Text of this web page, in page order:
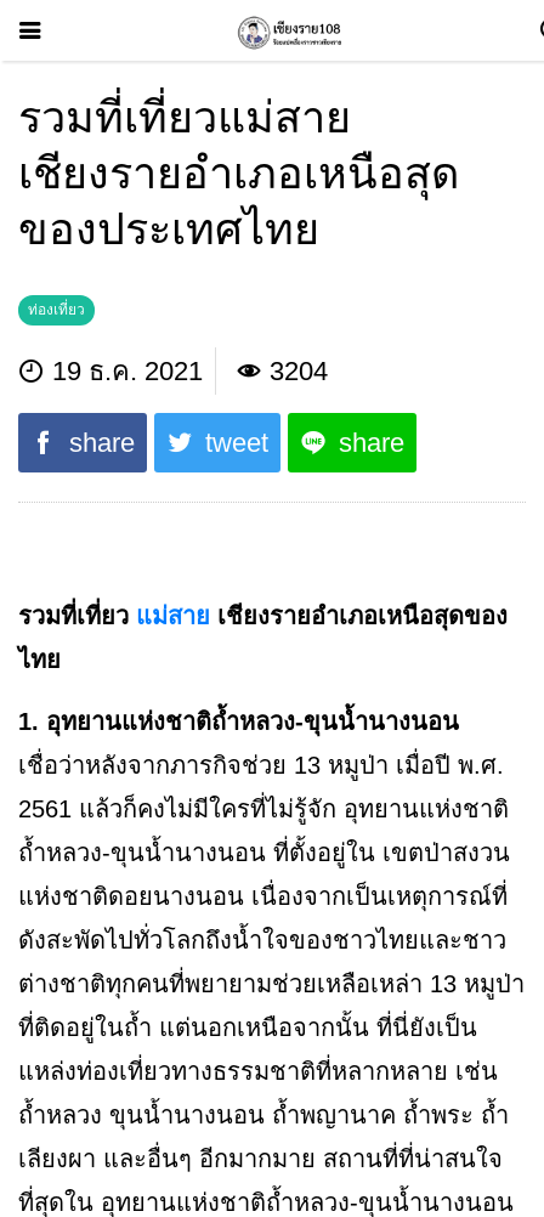
รวมที่เที่ยวแม่สาย
เชียงรายอำเภอเหนือสุด
ของประเทศไทย
ท่องเที่ยว
19 ธ.ค. 2021 3204
share tweet share
รวมที่เที่ยว แม่สาย เชียงรายอำเภอเหนือสุดของ
ไทย
1. อุทยานแห่งชาติถ้ำหลวง-ขุนน้ำนางนอน
เชื่อว่าหลังจากภารกิจช่วย 13 หมูป่า เมื่อปี พ.ศ.
2561 แล้วก็คงไม่มีใครที่ไม่รู้จัก อุทยานแห่งชาติ
ถ้ำหลวง-ขุนน้ำนางนอน ที่ตั้งอยู่ใน เขตป่าสงวน
แห่งชาติดอยนางนอน เนื่องจากเป็นเหตุการณ์ที่
ดังสะพัดไปทั่วโลกถึงน้ำใจของชาวไทยและชาว
ต่างชาติทุกคนที่พยายามช่วยเหลือเหล่า 13 หมูป่า
ที่ติดอยู่ในถ้ำ แต่นอกเหนือจากนั้น ที่นี่ยังเป็น
แหล่งท่องเที่ยวทางธรรมชาติที่หลากหลาย เช่น
ถ้ำหลวง ขุนน้ำนางนอน ถ้ำพญานาค ถ้ำพระ ถ้ำ
เลียงผา และอื่นๆ อีกมากมาย สถานที่ที่น่าสนใจ
ที่สุดใน อุทยานแห่งชาติถ้ำหลวง-ขุนน้ำนางนอน